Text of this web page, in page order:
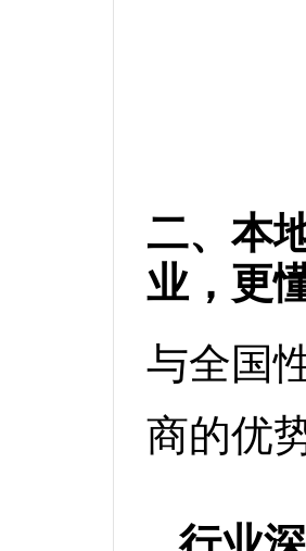
二、本
业，更
与全国
商的优